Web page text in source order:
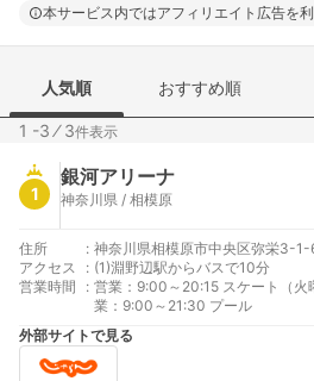
本サービス内ではアフィリエイト広告を
人気順 おすすめ順
1 -3 ⁄3件表示
1
銀河アリーナ
神奈川県 / 相模原
住所 : 神奈川県相模原市中央区弥栄3-1-
アクセス
: (1)淵野辺駅からバスで10分
営業時間
: 営業：9:00～20:15 スケート（
業：9:00～21:30 プール
外部サイトで見る